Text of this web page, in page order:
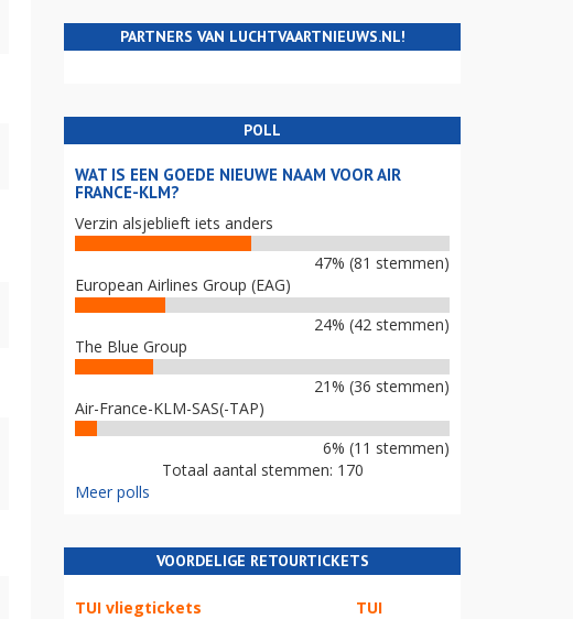
PARTNERS VAN LUCHTVAARTNIEUWS.NL!
POLL
WAT IS EEN GOEDE NIEUWE NAAM VOOR AIR
FRANCE-KLM?
Verzin alsjeblieft iets anders
47% (81 stemmen)
European Airlines Group (EAG)
24% (42 stemmen)
The Blue Group
21% (36 stemmen)
Air-France-KLM-SAS(-TAP)
6% (11 stemmen)
Totaal aantal stemmen: 170
Meer polls
VOORDELIGE RETOURTICKETS
TUI vliegtickets TUI